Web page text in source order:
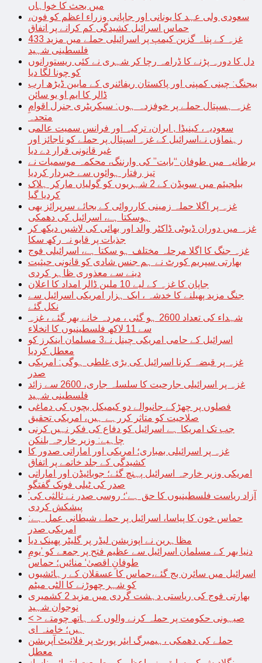
میں بحث کا خواہاں
سعودی ولی عہد کا یونانی اور جاپانی وزراء اعظم کو فون،
حماس اسرائیل کشیدگی کم کرانے پر اتفاق
غزہ کے پناہ گزین کیمپ پر اسرائیلی حملے میں مزید 433
فلسطینی شہید
دل کا دورہ پڑنے کا ڈرامہ رچا کر شہری نے کئی ریستورانوں
کو چونا لگا دیا
بیجنگ: چینی کمپنی اور پاکستان ریفائنری کے مابین ڈیڑھ ارب
ڈالر کا ایم او یو سائن
غزہ ہسپتال حملے پر خوفزدہ ہوں: سیکریٹری جنرل اقوامِ
متحدہ
سعودیہ، کینیڈا , ایران، ترکیہ اور فرانس سمیت عالمی
رہنماؤں نےاسرائیل کے غزہ اسپتال پر حملے کو ناجائز اور
غیر قانونی قرار دے دیا
برطانیہ میں طوفان “بابت” کی وارننگ، محکمہ موسمیات نے
تیز رفتار ہوائوں سے خبردار کردیا
بیلجیئم میں سویڈن کے 2 شہریوں کو گولیاں مارکر ہلاک
کردیا گیا
غزہ پر اگلا حملہ زمینی کارروائی کے بجائے سرپرائز بھی
ہوسکتا ہے، اسرائیل کی دھمکی
غزہ میں دوران ڈیوٹی ڈاکٹر والد اور بھائی کی لاشیں دیکھ کر
جذبات پر قابو نہ رکھ سکا
غزہ جنگ کا اگلا مرحلہ مختلف ہو سکتا ہے، اسرائیلی فوج
بھارتی سپریم کورٹ نے ہم جنس شادی کو قانونی حیثیت
دینے سے معذوری ظاہر کردی
جاپان کا غزہ کے لیے 10 ملین ڈالر امداد کا اعلان
جنگ مزید پھیلنے کا خدشہ ، ایک ہزار امریکی اسرائیل سے
نکل گئے
شہداء کی تعداد 2600 ہو گئی ، مردہ خانے بھر گئے ، غزہ
سے 11 لاکھ فلسطینیوں کا انخلاء
اسرائیل کے حامی امریکی چینل نے3 مسلمان اینکرز کو
معطل کردیا
غزہ پر قبضہ کرنا اسرائیل کی بڑی غلطی ہوگی: امریکی
صدر
غزہ پر اسرائیلی جارحیت کا سلسلہ جاری، 2600 سے زائد
فلسطینی شہید
فصلوں پر چھڑکے جانیوالے دو کیمیکل بچوں کی دماغی
صلاحیت کو متاثر کررہے ہیں، امریکی تحقیق
جب تک امریکا ہے اسرائیل کو دفاع کی فکر نہیں کرنی
چاہیے: وزیر خارجہ بلنکن
غزہ پر اسرائیلی بمباری؛ امریکی اور اماراتی صدور کا
کشیدگی کے جلد خاتمے پر اتفاق
امریکی وزیر خارجہ اسرائیل پہنچ گئے؛ جوبائیڈن اور اماراتی
صدر کی ٹیلی فونک گفتگو
’آزاد ریاست فلسطینیوں کا حق ہے‘؛ روسی صدر نے ثالثی کی
پیشکش کردی
حماس خون کا پیاسا، اسرائیل پر حملے شیطانی عمل ہے:
امریکی صدر
مظاہرین نے اپوزیشن لیڈر پر گلیٹر پھینک دیا
دنیا بھر کے مسلمان اسرائیل سے عظیم فتح پر جمعے کو ’یومِ
طوفانِ اقصیٰ‘ منائیں؛ حماس
اسرائیل میں سائرن بج گئے،حماس کا عسقلان کے رہائشیوں
کو شہر چھوڑنے کا الٹی میٹم
بھارتی فوج کی ریاستی دہشت گردی میں مزید 2 کشمیری
نوجوان شہید
< > صیہونی حکومت پر حملہ کرنے والوں کے ہاتھ چومتے
ہیں؛ خامنہ ای
حملے کی دھمکی ،ہیمبرگ ایئر پورٹ پر فلائیٹ آپریشن
معطل